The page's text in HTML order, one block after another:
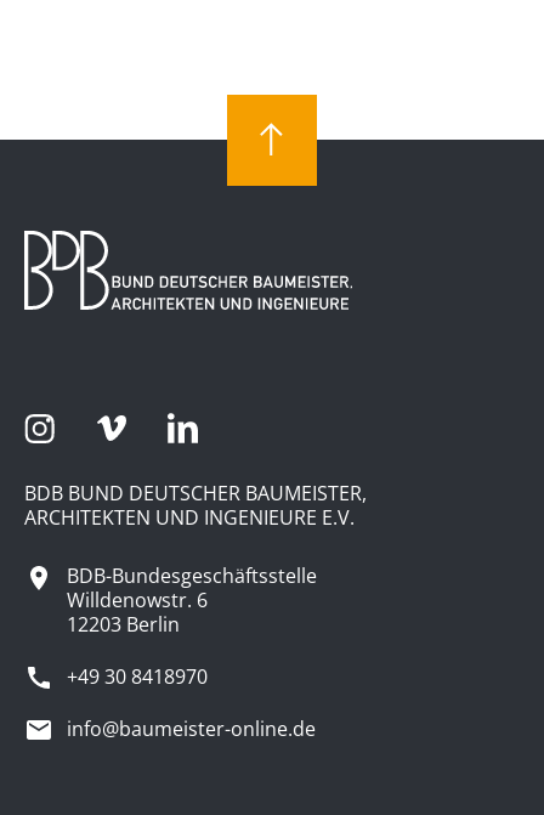
BDB BUND DEUTSCHER BAUMEISTER,
ARCHITEKTEN UND INGENIEURE E.V.
BDB-Bundesgeschäftsstelle
Willdenowstr. 6
12203 Berlin
+49 30 8418970
info@baumeister-online.de